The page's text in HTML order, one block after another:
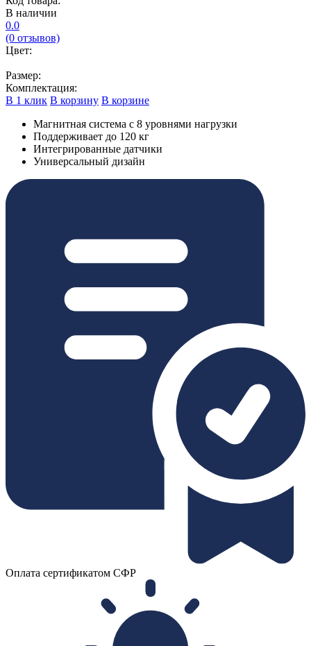
В наличии
0.0
(0 отзывов)
Цвет:
Размер:
Комплектация:
В 1 клик В корзину В корзине
Магнитная система с 8 уровнями нагрузки
Поддерживает до 120 кг
Интегрированные датчики
Универсальный дизайн
Оплата сертификатом СФР